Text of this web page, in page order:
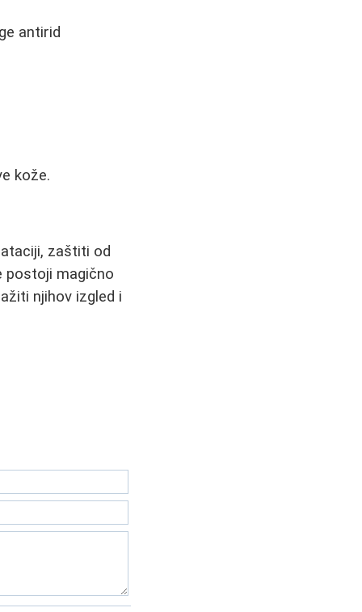
antirid
kože.
zaštiti od
postoji magično
njihov izgled i